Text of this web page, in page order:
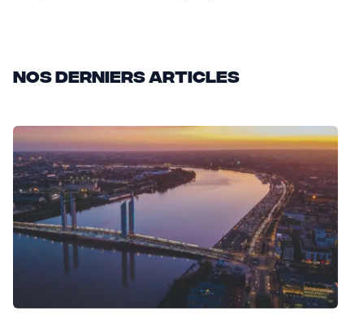
Nos derniers articles